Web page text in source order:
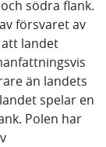
södra flank.
försvaret av
landet
än landets
spelar en
Polen har